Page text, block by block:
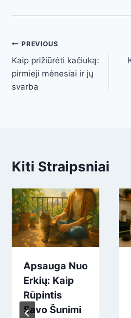
Post
navigation
PREVIOUS
Kaip prižiūrėti kačiuką:
pirmieji mėnesiai ir jų
svarba
Kiti Straipsniai
Apsauga Nuo
Erkių: Kaip
Rūpintis
Savo Šunimi